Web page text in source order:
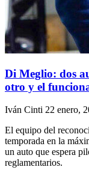
Di Meglio: dos
otro y el
Iván Cinti 22 enero,
El equipo del
temporada en la
un auto que espera
reglamentarios.